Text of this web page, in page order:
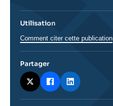
Utilisation
Comment citer cette publication
Partager